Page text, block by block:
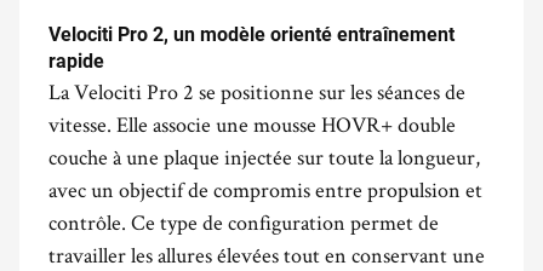
Velociti Pro 2, un modèle orienté entraînement
rapide
La Velociti Pro 2 se positionne sur les séances de
vitesse. Elle associe une mousse HOVR+ double
couche à une plaque injectée sur toute la longueur,
avec un objectif de compromis entre propulsion et
contrôle. Ce type de configuration permet de
travailler les allures élevées tout en conservant une